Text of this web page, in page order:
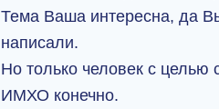
Тема Ваша интересна, да
написали.
Но только человек с целью
ИМХО конечно.